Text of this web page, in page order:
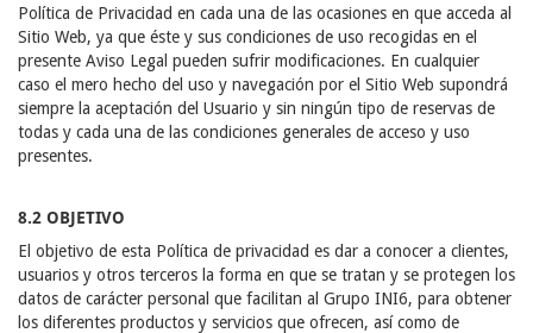
Política de Privacidad en cada una de las ocasiones en que acceda al
Sitio Web, ya que éste y sus condiciones de uso recogidas en el
presente Aviso Legal pueden sufrir modificaciones. En cualquier
caso el mero hecho del uso y navegación por el Sitio Web supondrá
siempre la aceptación del Usuario y sin ningún tipo de reservas de
todas y cada una de las condiciones generales de acceso y uso
presentes.
8.2 OBJETIVO
El objetivo de esta Política de privacidad es dar a conocer a clientes,
usuarios y otros terceros la forma en que se tratan y se protegen los
datos de carácter personal que facilitan al Grupo INI6, para obtener
los diferentes productos y servicios que ofrecen, así como de